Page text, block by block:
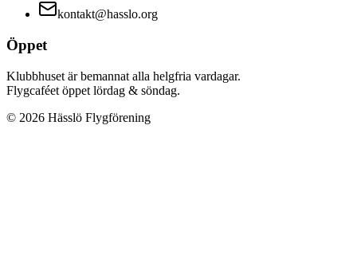
kontakt@hasslo.org
Öppet
Klubbhuset är bemannat alla helgfria vardagar.
Flygcaféet öppet lördag & söndag.
© 2026 Hässlö Flygförening